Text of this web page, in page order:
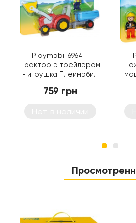
Playmobil 6964 -
Трактор с трейлером
- игрушка Плеймобил
759 грн